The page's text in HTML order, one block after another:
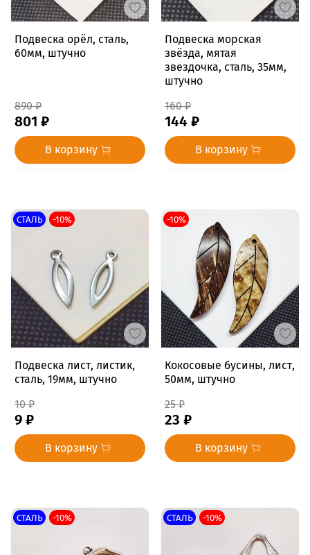
Подвеска орёл, сталь,
60мм, штучно
890 ₽
801 ₽
В корзину
Подвеска морская
звёзда, мятая
звездочка, сталь, 35мм,
штучно
160 ₽
144 ₽
В корзину
СТАЛЬ -10%
Подвеска лист, листик,
сталь, 19мм, штучно
10 ₽
9 ₽
В корзину
-10%
Кокосовые бусины, лист,
50мм, штучно
25 ₽
23 ₽
В корзину
СТАЛЬ -10% СТАЛЬ -10%